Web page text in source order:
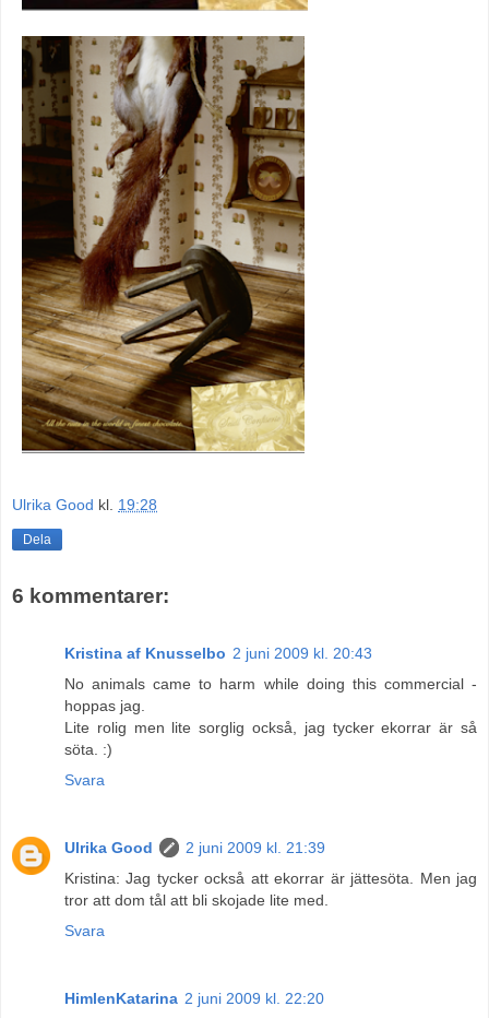
Ulrika Good kl. 19:28
Dela
6 kommentarer:
Kristina af Knusselbo 2 juni 2009 kl. 20:43
No animals came to harm while doing this commercial -
hoppas jag.
Lite rolig men lite sorglig också, jag tycker ekorrar är så
söta. :)
Svara
Ulrika Good
2 juni 2009 kl. 21:39
Kristina: Jag tycker också att ekorrar är jättesöta. Men jag
tror att dom tål att bli skojade lite med.
Svara
HimlenKatarina 2 juni 2009 kl. 22:20